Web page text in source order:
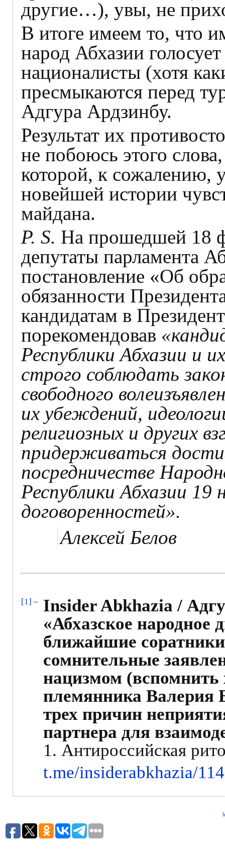
другие…), увы, не
В итоге имеем то, что
народ Абхазии
националисты (хотя
пресмыкаются перед
Адгура Ардзинбу.
Результат их
не побоюсь этого
которой, к сожалению,
новейшей истории
майдана.
P. S. На прошедшей 18
депутаты парламента
постановление «Об
обязанности
кандидатам в
порекомендовав
Республики Абхазии и
строго соблюдать
свободного
их убеждений,
религиозных и других
придерживаться
посредничестве
Республики Абхазии 19
договоренностей».
Алексей Белов
[1] – Insider Abkhazia /
«Абхазское
ближайшие
сомнительные
нацизмом (вспомнить
племянника Валерия
трех причин
партнера для
1. Антироссийская
t.me/insiderabkhazia/